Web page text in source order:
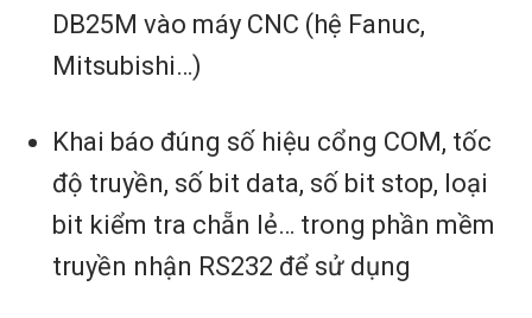
DB25M vào máy CNC (hệ Fanuc,
Mitsubishi…)
Khai báo đúng số hiệu cổng COM, tốc
độ truyền, số bit data, số bit stop, loại
bit kiểm tra chẵn lẻ… trong phần mềm
truyền nhận RS232 để sử dụng